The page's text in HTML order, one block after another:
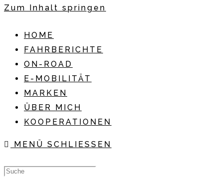
Zum Inhalt springen
HOME
FAHRBERICHTE
ON-ROAD
E-MOBILITÄT
MARKEN
ÜBER MICH
KOOPERATIONEN
MENÜ SCHLIESSEN